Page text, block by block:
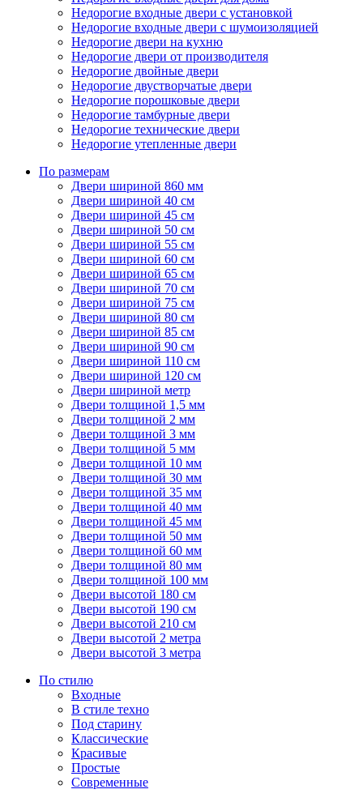
Недорогие входные двери с установкой
Недорогие входные двери с шумоизоляцией
Недорогие двери на кухню
Недорогие двери от производителя
Недорогие двойные двери
Недорогие двустворчатые двери
Недорогие порошковые двери
Недорогие тамбурные двери
Недорогие технические двери
Недорогие утепленные двери
По размерам
Двери шириной 860 мм
Двери шириной 40 см
Двери шириной 45 см
Двери шириной 50 см
Двери шириной 55 см
Двери шириной 60 см
Двери шириной 65 см
Двери шириной 70 см
Двери шириной 75 см
Двери шириной 80 см
Двери шириной 85 см
Двери шириной 90 см
Двери шириной 110 см
Двери шириной 120 см
Двери шириной метр
Двери толщиной 1,5 мм
Двери толщиной 2 мм
Двери толщиной 3 мм
Двери толщиной 5 мм
Двери толщиной 10 мм
Двери толщиной 30 мм
Двери толщиной 35 мм
Двери толщиной 40 мм
Двери толщиной 45 мм
Двери толщиной 50 мм
Двери толщиной 60 мм
Двери толщиной 80 мм
Двери толщиной 100 мм
Двери высотой 180 см
Двери высотой 190 см
Двери высотой 210 см
Двери высотой 2 метра
Двери высотой 3 метра
По стилю
Входные
В стиле техно
Под старину
Классические
Красивые
Простые
Современные